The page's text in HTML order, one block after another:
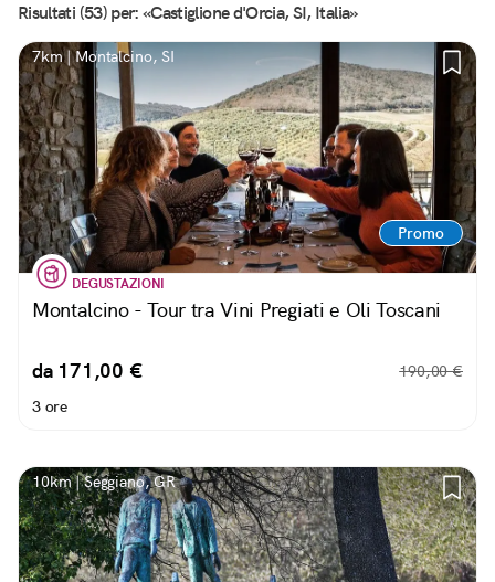
Risultati (53) per: «Castiglione d'Orcia, SI, Italia»
7km | Montalcino, SI
Promo
DEGUSTAZIONI
Montalcino - Tour tra Vini Pregiati e Oli Toscani
da 171,00 €
190,00 €
3 ore
10km | Seggiano, GR